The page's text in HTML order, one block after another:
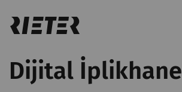
Dijital İplikhane